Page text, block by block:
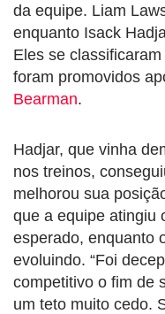
da equipe. Liam
enquanto Isack
Eles se
foram promovidos
Bearman.
Hadjar, que vinha
nos treinos,
melhorou sua
que a equipe atingiu
esperado, enquanto
evoluindo. “Foi
competitivo o fim de
um teto muito cedo.